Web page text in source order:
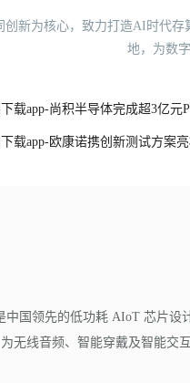
创新为核心，致力打造AI时代
地，为数
载app-尚积半导体完成超3亿元
载app-欧康诺携创新测试方案
中国领先的低功耗 AIoT 芯片设
无线音频、智能穿戴及智能交